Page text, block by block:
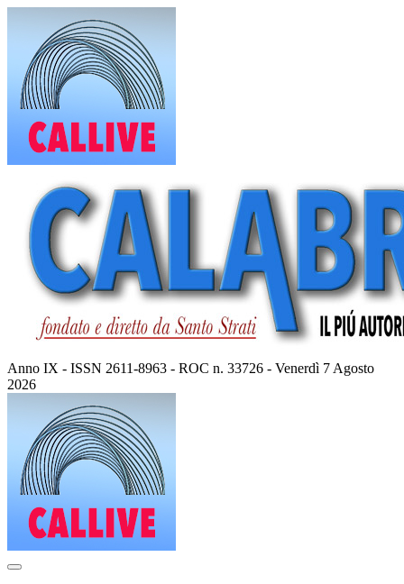
contenuto
Anno IX - ISSN 2611-8963 - ROC n. 33726 - Venerdì 7 Agosto
2026